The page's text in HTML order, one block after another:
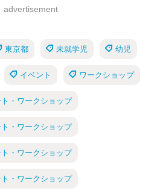
advertisement
東京都 未就学児 幼児
イベント ワークショップ
・ワークショップ
・ワークショップ
・ワークショップ
・ワークショップ